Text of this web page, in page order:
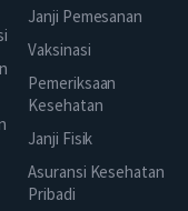
Janji Pemesanan
Vaksinasi
Pemeriksaan
Kesehatan
Janji Fisik
Asuransi Kesehatan
Pribadi